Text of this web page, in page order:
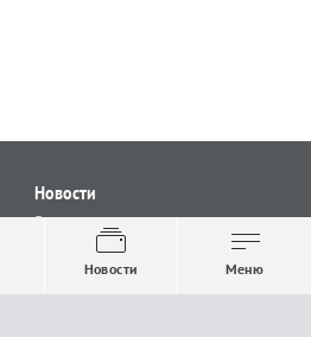
Новости
Все новости
Общество
Строительство и ЖКХ
Новости Меню